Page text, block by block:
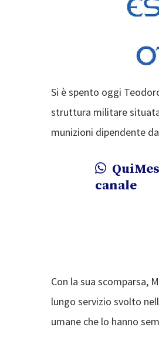
Si è spento oggi
struttura militare situata
munizioni dipendente
canale
Con la sua scomparsa,
lungo servizio svolto
umane che lo hanno